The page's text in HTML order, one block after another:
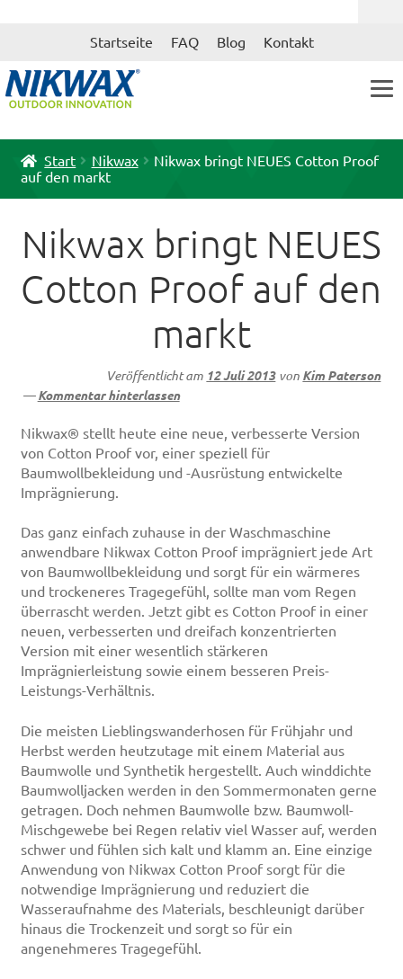
Navigation
Zum
Startseite FAQ Blog Kontakt
Start Nikwax
Nikwax bringt NEUES Cotton Proof
auf den markt
Veröffentlicht am 12 Juli 2013 von Kim Paterson
—Kommentar hinterlassen
Nikwax bringt NEUES
Cotton Proof auf den
markt
Nikwax® stellt heute eine neue, verbesserte Version
von Cotton Proof vor, einer speziell für
Baumwollbekleidung und -Ausrüstung entwickelte
Imprägnierung.
Das ganz einfach zuhause in der Waschmaschine
anwendbare Nikwax Cotton Proof imprägniert jede Art
von Baumwollbekleidung und sorgt für ein wärmeres
und trockeneres Tragegefühl, sollte man vom Regen
überrascht werden. Jetzt gibt es Cotton Proof in einer
neuen, verbesserten und dreifach konzentrierten
Version mit einer wesentlich stärkeren
Imprägnierleistung sowie einem besseren Preis-
Leistungs-Verhältnis.
Die meisten Lieblingswanderhosen für Frühjahr und
Herbst werden heutzutage mit einem Material aus
Baumwolle und Synthetik hergestellt. Auch winddichte
Baumwolljacken werden in den Sommermonaten gerne
getragen. Doch nehmen Baumwolle bzw. Baumwoll-
Mischgewebe bei Regen relativ viel Wasser auf, werden
schwer und fühlen sich kalt und klamm an. Eine einzige
Anwendung von Nikwax Cotton Proof sorgt für die
notwendige Imprägnierung und reduziert die
Wasseraufnahme des Materials, beschleunigt darüber
hinaus die Trockenzeit und sorgt so für ein
angenehmeres Tragegefühl.